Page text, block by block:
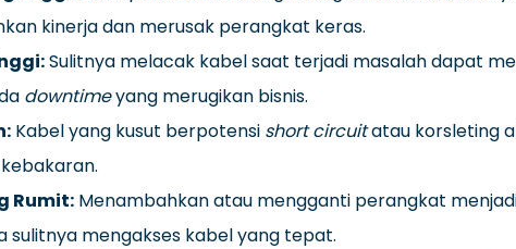
kinerja dan merusak perangkat keras.
Sulitnya melacak kabel saat terjadi masalah dapat
downtimeyang merugikan bisnis.
Kabel yang kusut berpotensi short circuitatau korsleting
Rumit:Menambahkan atau mengganti perangkat
sulitnya mengakses kabel yang tepat.